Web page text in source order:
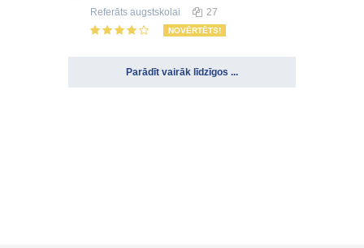
Referāts augstskolai 27
NOVĒRTĒTS!
Parādīt vairāk līdzīgos ...